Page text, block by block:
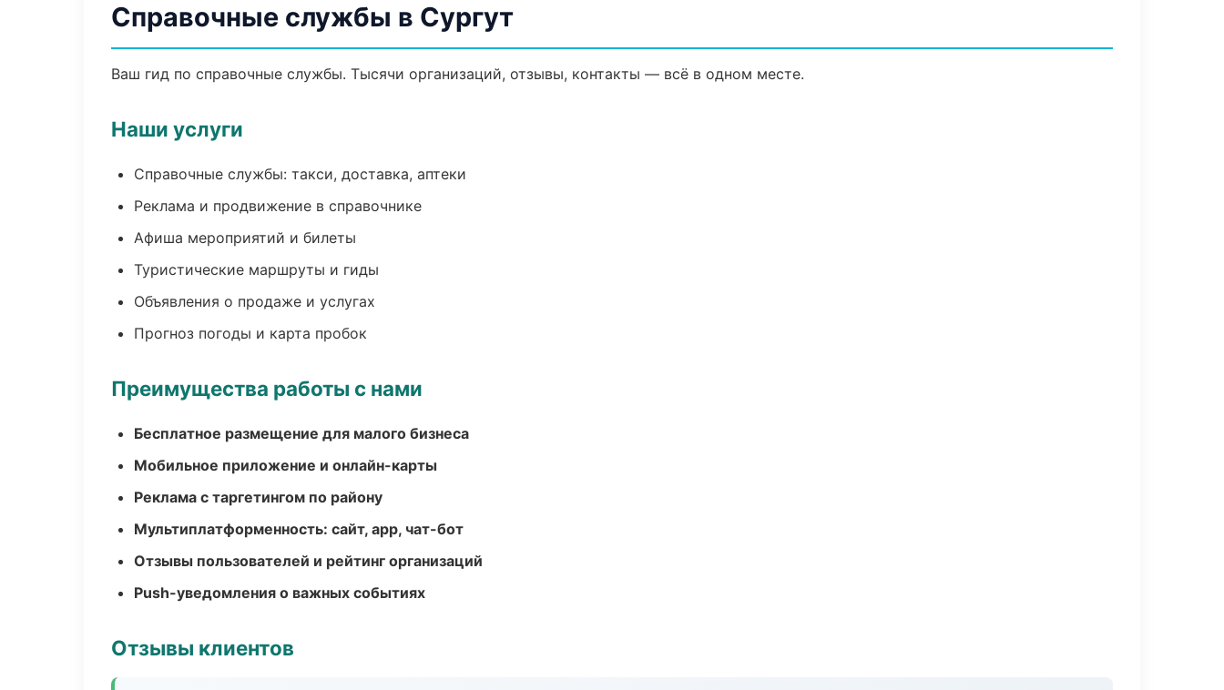
Справочные службы в Сургут
Ваш гид по справочные службы. Тысячи организаций, отзывы, контакты — всё в одном месте.
Наши услуги
Справочные службы: такси, доставка, аптеки
Реклама и продвижение в справочнике
Афиша мероприятий и билеты
Туристические маршруты и гиды
Объявления о продаже и услугах
Прогноз погоды и карта пробок
Преимущества работы с нами
Бесплатное размещение для малого бизнеса
Мобильное приложение и онлайн-карты
Реклама с таргетингом по району
Мультиплатформенность: сайт, app, чат-бот
Отзывы пользователей и рейтинг организаций
Push-уведомления о важных событиях
Отзывы клиентов